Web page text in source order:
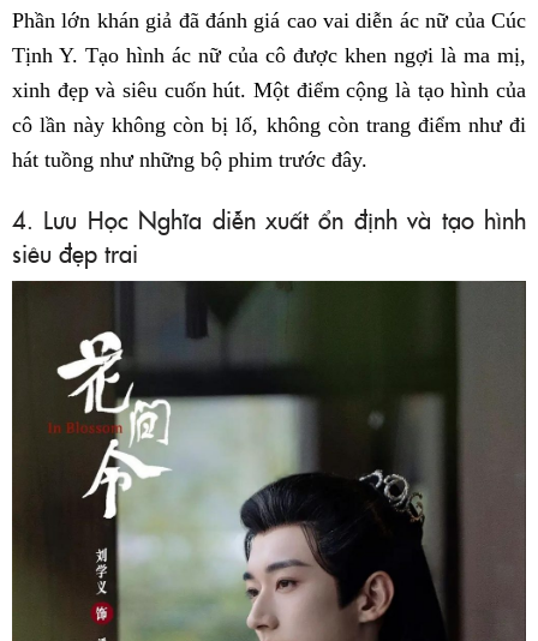
Phần lớn khán giả đã đánh giá cao vai diễn ác nữ của Cúc
Tịnh Y. Tạo hình ác nữ của cô được khen ngợi là ma mị,
xinh đẹp và siêu cuốn hút. Một điểm cộng là tạo hình của
cô lần này không còn bị lố, không còn trang điểm như đi
hát tuồng như những bộ phim trước đây.
4. Lưu Học Nghĩa diễn xuất ổn định và tạo hình
siêu đẹp trai